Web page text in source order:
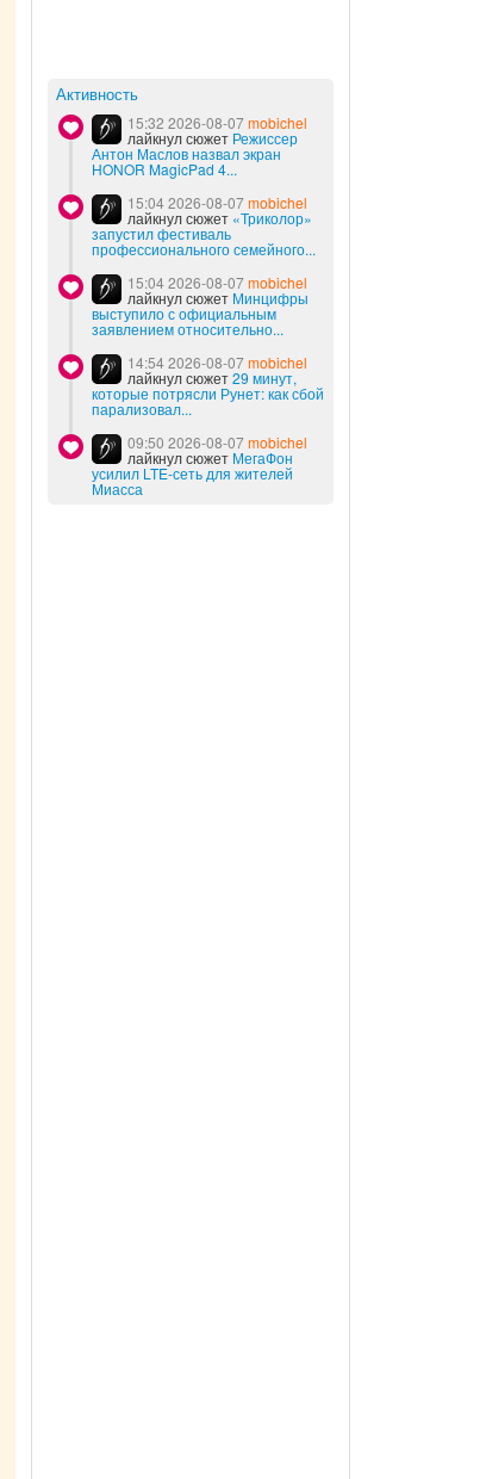
Активность
15:32 2026-08-07mobichel
лайкнул сюжет Режиссер
Антон Маслов назвал экран
HONOR MagicPad 4...
15:04 2026-08-07mobichel
лайкнул сюжет «Триколор»
запустил фестиваль
профессионального семейного...
15:04 2026-08-07mobichel
лайкнул сюжет Минцифры
выступило с официальным
заявлением относительно...
14:54 2026-08-07mobichel
лайкнул сюжет29 минут,
которые потрясли Рунет: как сбой
парализовал...
09:50 2026-08-07mobichel
лайкнул сюжет МегаФон
усилил LTE-сеть для жителей
Миасса